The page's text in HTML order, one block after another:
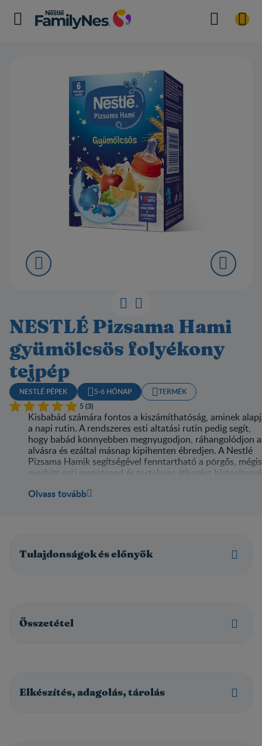
NESTLÉ Pizsama Hami
gyümölcsös folyékony
tejpép
NESTLÉ PÉPEK 5-6 HÓNAP
TERMÉK
5 (3)
Kisbabád számára fontos a kiszámíthatóság, aminek
a napi rutin. A rendszeres esti altatási rutin pedig segít,
hogy babád könnyebben megnyugodjon, ráhangolódjon
alvásra és ezáltal másnap kipihenten ébredjen. A Nestlé
Pizsama Hamik segítségével fenntartható a pörgős, mégis
meghitt esti menetrend és tartalmas étkezést
megérdemelt pihenés.
Egyszerre finom, tápláló, gyors és praktikus választás a
mindennapokra vagy utazáshoz. Egy adag (200 ml)
Olvass tovább
Tulajdonságok és előnyök
Összetétel
Elkészítés, adagolás, tárolás